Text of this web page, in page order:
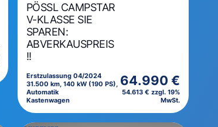
PÖSSL CAMPSTAR
V-KLASSE SIE
SPAREN:
ABVERKAUSPREIS
!!
Erstzulassung 04/2024
31.500 km, 140 kW (190 PS),
Automatik
Kastenwagen
64.990 €
54.613 € zzgl. 19%
MwSt.